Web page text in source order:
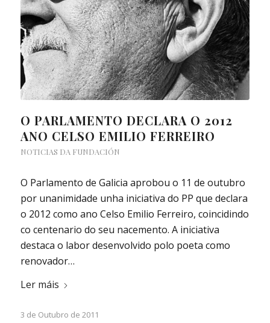
O PARLAMENTO DECLARA O 2012
ANO CELSO EMILIO FERREIRO
NOTICIAS DA FUNDACIÓN
O Parlamento de Galicia aprobou o 11 de outubro
por unanimidade unha iniciativa do PP que declara
o 2012 como ano Celso Emilio Ferreiro, coincidindo
co centenario do seu nacemento. A iniciativa
destaca o labor desenvolvido polo poeta como
renovador…
Ler máis
3 de Outubro de 2011